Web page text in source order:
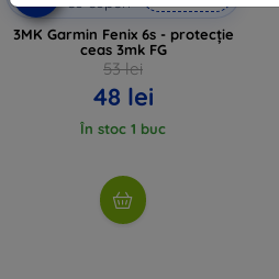
3MK Garmin Fenix 6s - protecție
ceas 3mk FG
53 lei
48 lei
În stoc 1 buc